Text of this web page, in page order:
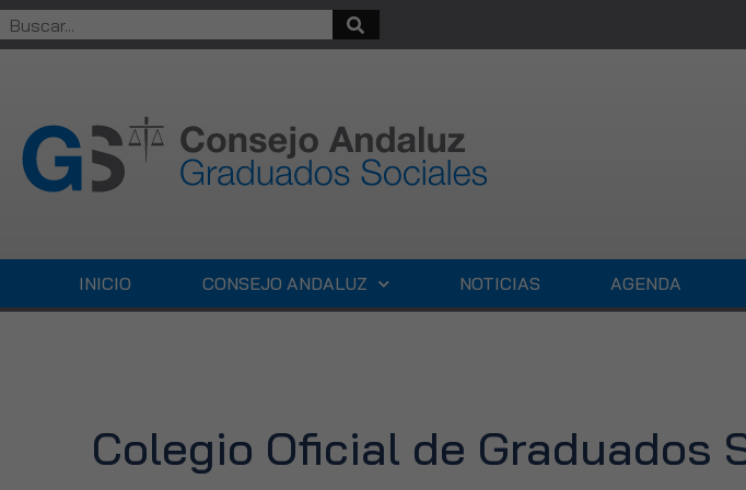
INICIO CONSEJO ANDALUZ NOTICIAS AGENDA
Colegio Oficial de Graduados